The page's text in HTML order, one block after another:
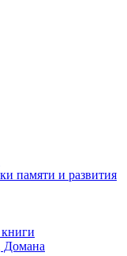
памяти и развития
Домана